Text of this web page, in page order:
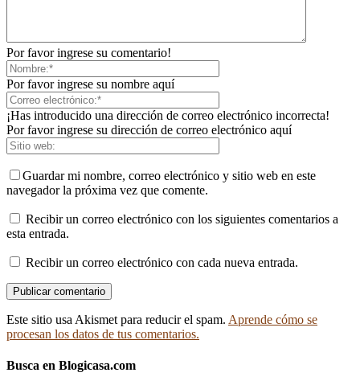
Por favor ingrese su comentario!
Por favor ingrese su nombre aquí
¡Has introducido una dirección de correo electrónico incorrecta!
Por favor ingrese su dirección de correo electrónico aquí
Guardar mi nombre, correo electrónico y sitio web en este
navegador la próxima vez que comente.
Recibir un correo electrónico con los siguientes comentarios a
esta entrada.
Recibir un correo electrónico con cada nueva entrada.
Este sitio usa Akismet para reducir el spam. Aprende cómo se
procesan los datos de tus comentarios.
Busca en Blogicasa.com